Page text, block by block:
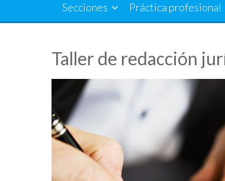
Secciones Práctica profesional
Taller de redacción